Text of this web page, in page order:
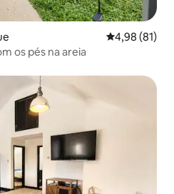
4,98 de uma
4,98 (81)
os pés na areia